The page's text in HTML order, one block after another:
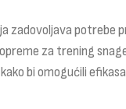
za trening
bi omogućili